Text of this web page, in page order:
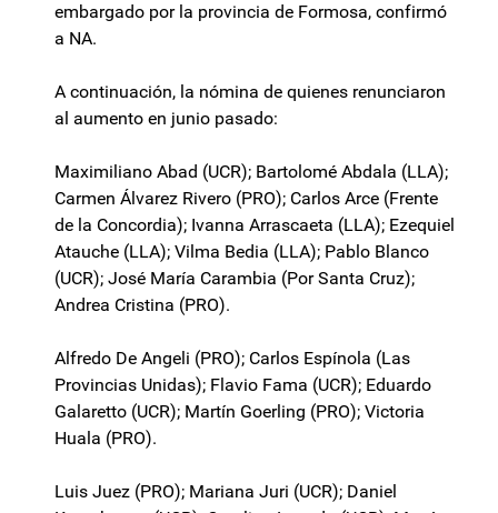
embargado por la provincia de Formosa, confirmó
a NA.
A continuación, la nómina de quienes renunciaron
al aumento en junio pasado:
Maximiliano Abad (UCR); Bartolomé Abdala (LLA);
Carmen Álvarez Rivero (PRO); Carlos Arce (Frente
de la Concordia); Ivanna Arrascaeta (LLA); Ezequiel
Atauche (LLA); Vilma Bedia (LLA); Pablo Blanco
(UCR); José María Carambia (Por Santa Cruz);
Andrea Cristina (PRO).
Alfredo De Angeli (PRO); Carlos Espínola (Las
Provincias Unidas); Flavio Fama (UCR); Eduardo
Galaretto (UCR); Martín Goerling (PRO); Victoria
Huala (PRO).
Luis Juez (PRO); Mariana Juri (UCR); Daniel